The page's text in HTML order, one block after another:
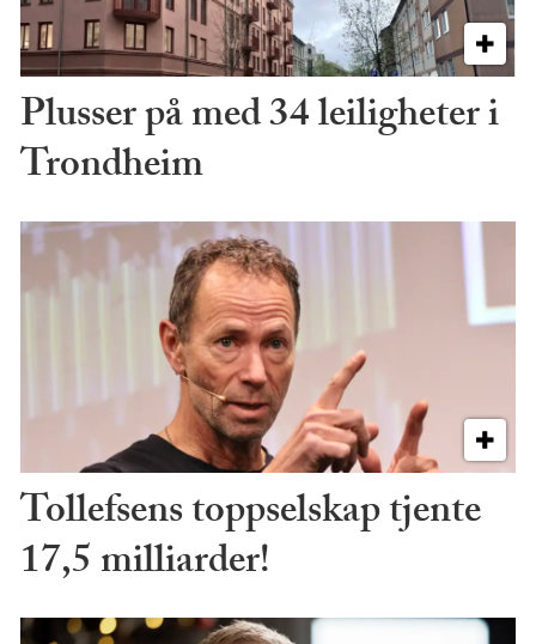
Plusser på med 34 leiligheter i
Trondheim
Tollefsens toppselskap tjente
17,5 milliarder!